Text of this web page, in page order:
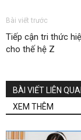
Bài viết trước
Tiếp cận tri thức
cho thế hệ Z
BÀI VIẾT LIÊN
XEM THÊM